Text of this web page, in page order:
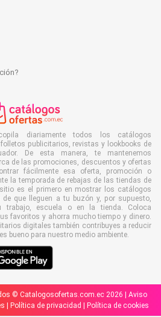
diariamente todos los catálogos
publicitarios, revistas y lookbooks de
De esta manera, te mantenemos
de las promociones, descuentos y ofertas
fácilmente esa oferta, promoción o
la temporada de rebajas de las tiendas de
es el primero en mostrar los catálogos
que lleguen a tu buzón y, por supuesto,
trabajo, escuela o en la tienda. Coloca
favoritos y ahorra mucho tiempo y dinero.
digitales también contribuyes a reducir
bueno para nuestro medio ambiente.
© Catalogosofertas.com.ec 2026 | Aviso
Política de privacidad Política de cookies